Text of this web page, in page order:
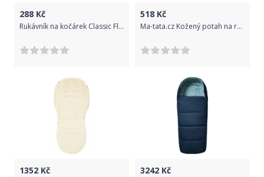
288 Kč
Rukávník na kočárek Classic Fleece grey/red, Červená
518 Kč
Ma-tata.cz Kožený potah na rukojeť kočárku - rodič Značka kočárku: G-mini, Barva: krémová, Model kočárku: Lord
1352 Kč 3242 Kč